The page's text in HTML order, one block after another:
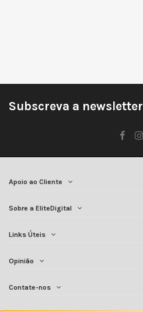
Subscreva a newsletter
Apoio ao Cliente
Sobre a EliteDigital
Links Úteis
Opinião
Contate-nos